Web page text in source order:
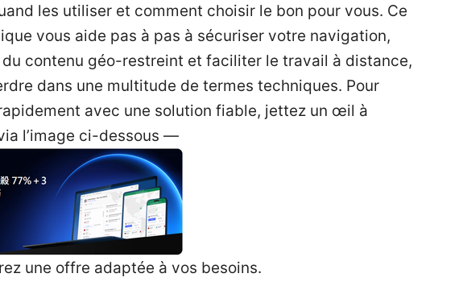
les utiliser et comment choisir le bon pour vous. Ce
vous aide pas à pas à sécuriser votre navigation,
contenu géo-restreint et faciliter le travail à distance,
dans une multitude de termes techniques. Pour
avec une solution fiable, jettez un œil à
l’image ci-dessous —
une offre adaptée à vos besoins.